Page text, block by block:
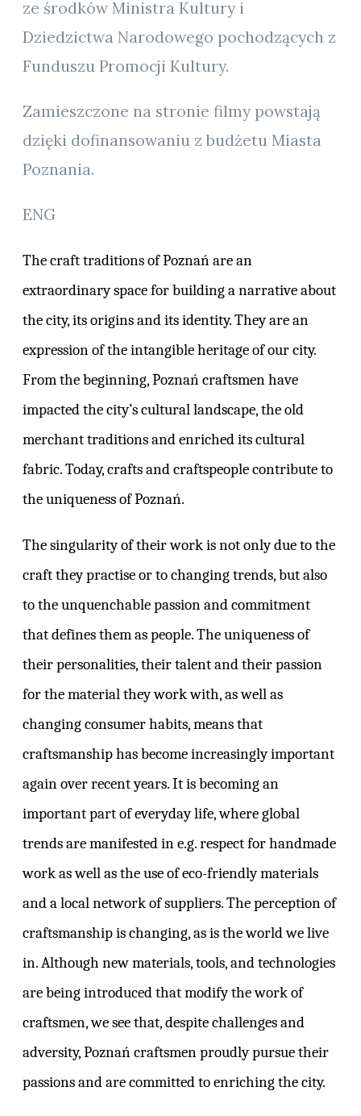
ze środków Ministra Kultury i
Dziedzictwa Narodowego pochodzących z
Funduszu Promocji Kultury.
Zamieszczone na stronie filmy powstają
dzięki dofinansowaniu z budżetu Miasta
Poznania.
ENG
The craft traditions of Poznań are an
extraordinary space for building a narrative about
the city, its origins and its identity. They are an
expression of the intangible heritage of our city.
From the beginning, Poznań craftsmen have
impacted the city’s cultural landscape, the old
merchant traditions and enriched its cultural
fabric. Today, crafts and craftspeople contribute to
the uniqueness of Poznań.
The singularity of their work is not only due to the
craft they practise or to changing trends, but also
to the unquenchable passion and commitment
that defines them as people. The uniqueness of
their personalities, their talent and their passion
for the material they work with, as well as
changing consumer habits, means that
craftsmanship has become increasingly important
again over recent years. It is becoming an
important part of everyday life, where global
trends are manifested in e.g. respect for handmade
work as well as the use of eco-friendly materials
and a local network of suppliers. The perception of
craftsmanship is changing, as is the world we live
in. Although new materials, tools, and technologies
are being introduced that modify the work of
craftsmen, we see that, despite challenges and
adversity, Poznań craftsmen proudly pursue their
passions and are committed to enriching the city.